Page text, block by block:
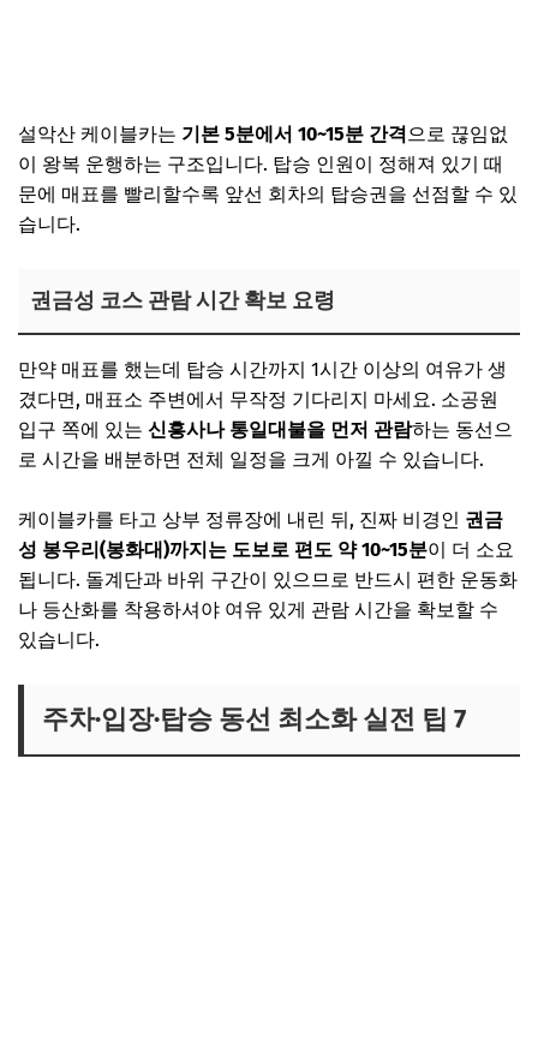
설악산 케이블카는 기본 5분에서 10~15분 간격으로 끊임없
이 왕복 운행하는 구조입니다. 탑승 인원이 정해져 있기 때
문에 매표를 빨리할수록 앞선 회차의 탑승권을 선점할 수 있
습니다.
권금성 코스 관람 시간 확보 요령
만약 매표를 했는데 탑승 시간까지 1시간 이상의 여유가 생
겼다면, 매표소 주변에서 무작정 기다리지 마세요. 소공원
입구 쪽에 있는 신흥사나 통일대불을 먼저 관람하는 동선으
로 시간을 배분하면 전체 일정을 크게 아낄 수 있습니다.
케이블카를 타고 상부 정류장에 내린 뒤, 진짜 비경인 권금
성 봉우리(봉화대)까지는 도보로 편도 약 10~15분이 더 소요
됩니다. 돌계단과 바위 구간이 있으므로 반드시 편한 운동화
나 등산화를 착용하셔야 여유 있게 관람 시간을 확보할 수
있습니다.
주차·입장·탑승 동선 최소화 실전 팁 7